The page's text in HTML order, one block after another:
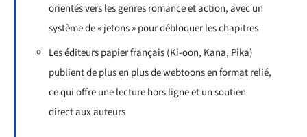
orientés vers les genres romance et action, avec un
système de « jetons » pour débloquer les chapitres
Les éditeurs papier français (Ki-oon, Kana, Pika)
publient de plus en plus de webtoons en format relié,
ce qui offre une lecture hors ligne et un soutien
direct aux auteurs